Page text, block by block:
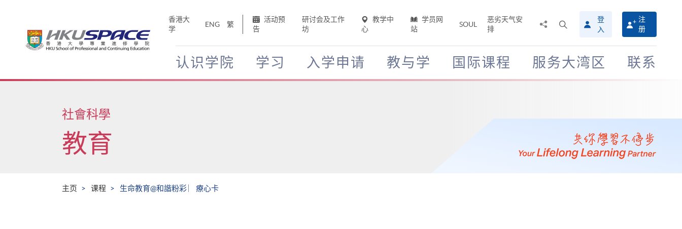
香港大
学
ENG 繁
活动预
告
研讨会及工作
坊
教学中
心
学员网
站
SOUL
恶劣天气安
排
搜
寻
介
面
登
入
注
册
认识学院 学习 入学申请 教与学 国际课程 服务大湾区 联系
Main
社會科學
教育
主页 课程 生命教育@和諧粉彩 ︳療心卡